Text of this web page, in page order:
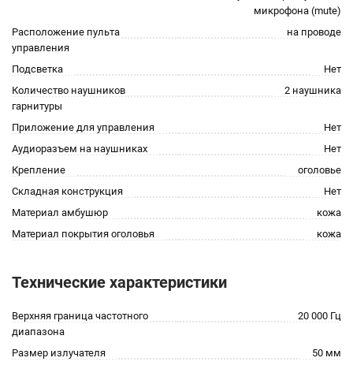
микрофона (mute)
Расположение пульта
управления
на проводе
Подсветка
Нет
Количество наушников
гарнитуры
2 наушника
Приложение для управления
Нет
Аудиоразъем на наушниках
Нет
Крепление
оголовье
Складная конструкция
Нет
Материал амбушюр
кожа
Материал покрытия оголовья
кожа
Технические характеристики
Верхняя граница частотного
диапазона
20 000 Гц
Размер излучателя
50 мм